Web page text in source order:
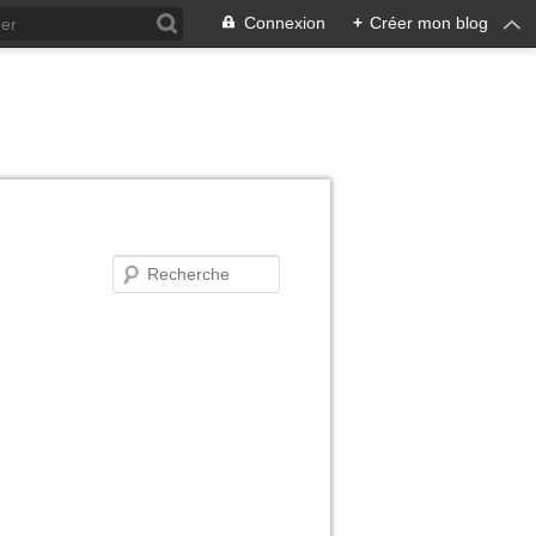
Connexion + Créer mon blog